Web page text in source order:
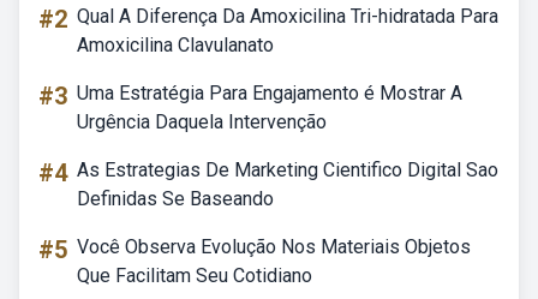
#2 Qual A Diferença Da Amoxicilina Tri-hidratada Para
Amoxicilina Clavulanato
#3 Uma Estratégia Para Engajamento é Mostrar A
Urgência Daquela Intervenção
#4 As Estrategias De Marketing Cientifico Digital Sao
Definidas Se Baseando
#5 Você Observa Evolução Nos Materiais Objetos
Que Facilitam Seu Cotidiano